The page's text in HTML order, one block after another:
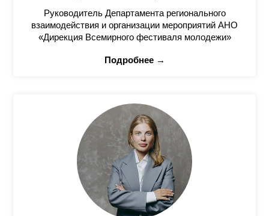
Руководитель Департамента регионального
взаимодействия и организации мероприятий АНО
«Дирекция Всемирного фестиваля молодежи»
Подробнее →